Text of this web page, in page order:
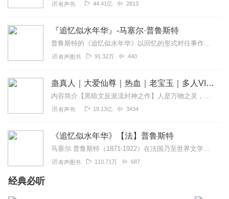
有声书 44.41亿 2813
『追忆似水年华』-马塞尔·普鲁斯特
普鲁斯特的《追忆似水年华》以回忆的形式对往事作了回顾，有童年的回忆、家庭生活、初恋与失恋、历史事件的观察、以及对艺术的见解和对时空的认识等等。时...
有声图书 91.32万 440
蛊真人｜大爱仙尊｜热血｜老宝玉｜多人VIP免费有声剧
内容简介【黑暗文反派流封神之作】人是万物之灵，蛊是天地真精。一个穿越者不断重生的故事。一个养蛊、炼蛊、用蛊的奇特世界。配音组（男角色）老宝玉旁白...
有声书 19.13亿 3434
《追忆似水年华》【法】普鲁斯特
马塞尔.普鲁斯特（1871-1922）在法国乃至世界文学史上占据着极其重要的地位，他在小说创作中，实现了一场“逆向的哥白尼式革命”：人的精神重又被安置在天地的中...
有声图书 110.71万 687
经典必听